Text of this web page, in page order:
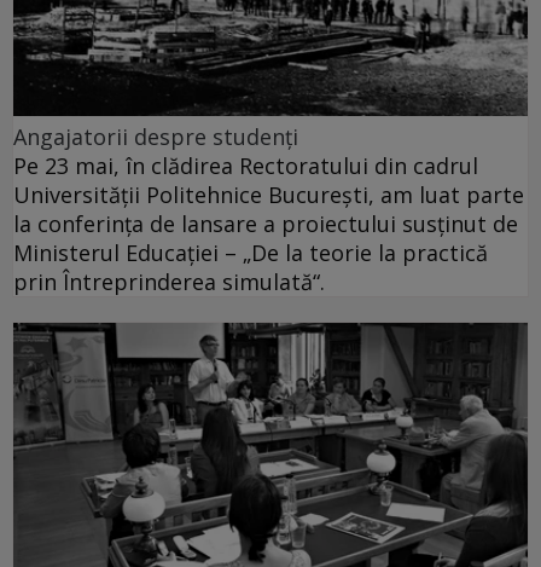
Angajatorii despre studenţi
Pe 23 mai, în clădirea Rectoratului din cadrul
Universităţii Politehnice Bucureşti, am luat parte
la conferinţa de lansare a proiectului susţinut de
Ministerul Educaţiei – „De la teorie la practică
prin Întreprinderea simulată“.